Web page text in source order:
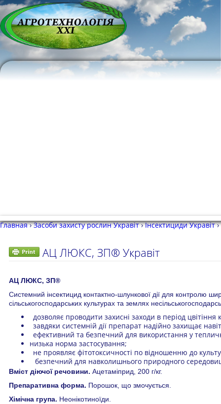
Главная › Засоби захисту рослин Укравіт › Інсектициди Укравіт ›
АЦ ЛЮКС, ЗП® Укравіт
АЦ ЛЮКС, ЗП®
Системний інсектицид контактно-шлункової дії для контролю
сільськогосподарських культурах та землях
дозволяє проводити захисні заходи в період цвітіння
завдяки системній дії препарат надійно захищає
ефективний та безпечний для використання у
низька норма застосування;
не проявляє фітотоксичності по відношенню до
безпечний для навколишнього природного
Вміст діючої речовини. Ацетаміприд, 200 г/кг.
Препаративна форма. Порошок, що змочується.
Хімічна група. Неонікотиноїди.